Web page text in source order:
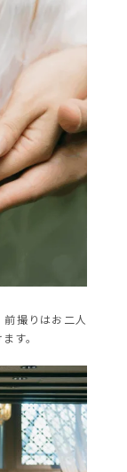
撮りはお二人
す。